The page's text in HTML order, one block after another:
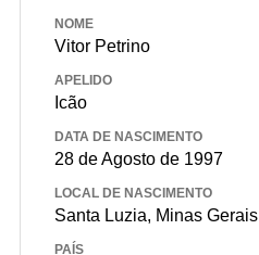
NOME
Vitor Petrino
APELIDO
Icão
DATA DE NASCIMENTO
28 de Agosto de 1997
LOCAL DE NASCIMENTO
Santa Luzia, Minas Gerais
PAÍS